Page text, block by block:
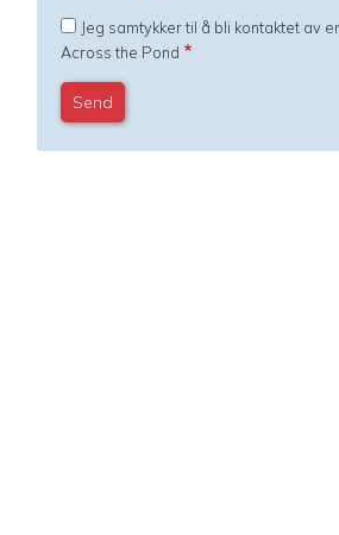
Jeg samtykker til å bli kontaktet av
Across the Pond